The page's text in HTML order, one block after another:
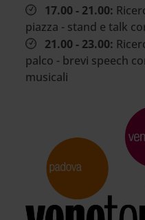
17.00 - 21.00:
piazza - stand e talk
21.00 - 23.00:
palco - brevi speech
musicali